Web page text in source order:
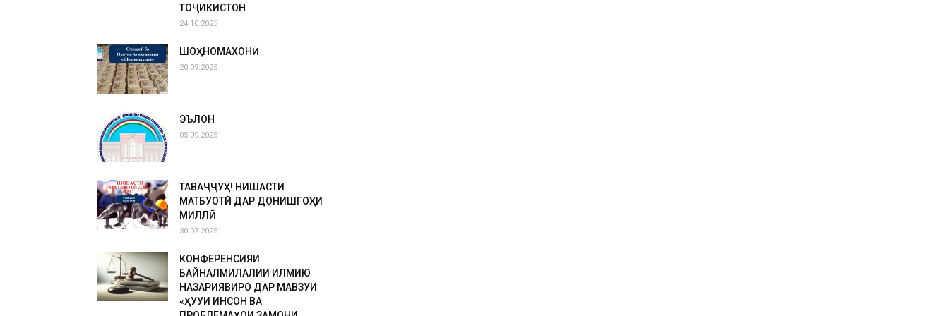
ТОҶИКИСТОН
24.10.2025
ШОҲНОМАХОНӢ
20.09.2025
ЭЪЛОН
05.09.2025
ТАВАҶҶУҲ! НИШАСТИ
МАТБУОТӢ ДАР ДОНИШГОҲИ
МИЛЛӢ
30.07.2025
КОНФЕРЕНСИЯИ
БАЙНАЛМИЛАЛИИ ИЛМИЮ
НАЗАРИЯВИРО ДАР МАВЗУИ
«ҲУҚУҚИ ИНСОН ВА